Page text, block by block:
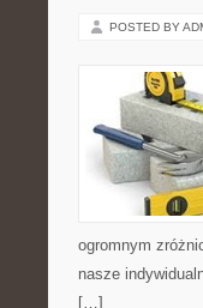
POSTED BY
ogromnym
nasze
[…]